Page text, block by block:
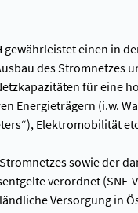
gewährleistet einen in
des Stromnetzes
für eine
Energieträgern (i.w.
Elektromobilität
sowie der
verordnet (SNE-
Versorgung in